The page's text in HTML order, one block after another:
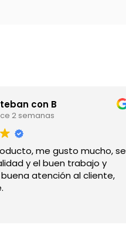
con B
2 semanas
me gusto mucho, se
y el buen trabajo y
atención al cliente,